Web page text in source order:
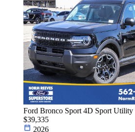
Ford Bronco Sport 4D Sport Utility
$39,335
2026